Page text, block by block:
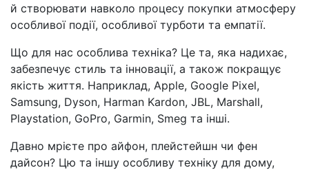
й створювати навколо процесу покупки атмосферу
особливої події, особливої турботи та емпатії.
Що для нас особлива техніка? Це та, яка надихає,
забезпечує стиль та інновації, а також покращує
якість життя. Наприклад, Apple, Google Pixel,
Samsung, Dyson, Harman Kardon, JBL, Marshall,
Playstation, GoPro, Garmin, Smeg та інші.
Давно мрієте про айфон, плейстейшн чи фен
дайсон? Цю та іншу особливу техніку для дому,